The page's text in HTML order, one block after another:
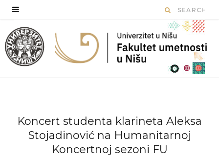
Koncert studenta klarineta Aleksa
Stojadinović na Humanitarnoj
Koncertnoj sezoni FU